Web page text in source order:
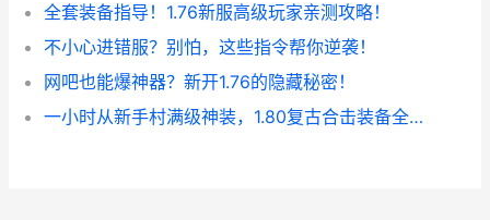
全套装备指导！1.76新服高级玩家亲测攻略！
不小心进错服？别怕，这些指令帮你逆袭！
网吧也能爆神器？新开1.76的隐藏秘密！
一小时从新手村满级神装，1.80复古合击装备全爆！